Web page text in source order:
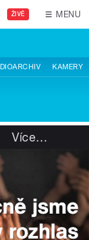
ŽIVĚ MENU
KAMERY
Více…